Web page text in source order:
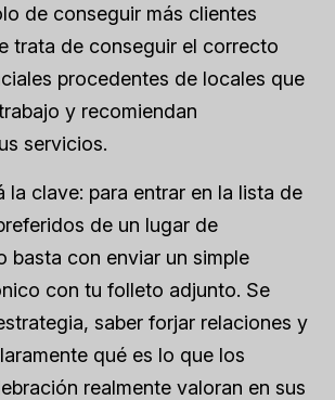
de conseguir más clientes
trata de conseguir el correcto
procedentes de locales que
y recomiendan
servicios.
la clave: para entrar en la lista de
de un lugar de
basta con enviar un simple
con tu folleto adjunto. Se
saber forjar relaciones y
qué es lo que los
realmente valoran en sus